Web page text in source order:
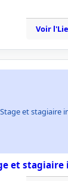
Voir
Stage et stagiaire
et